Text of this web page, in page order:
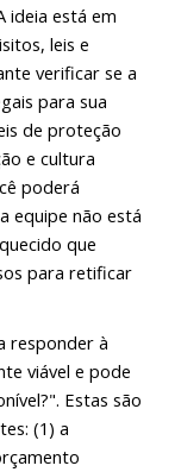
ideia está em
leis e
verificar se a
para sua
de proteção
e cultura
poderá
equipe não está
que
para retificar
responderà
viável e pode
Estas são
(1) a